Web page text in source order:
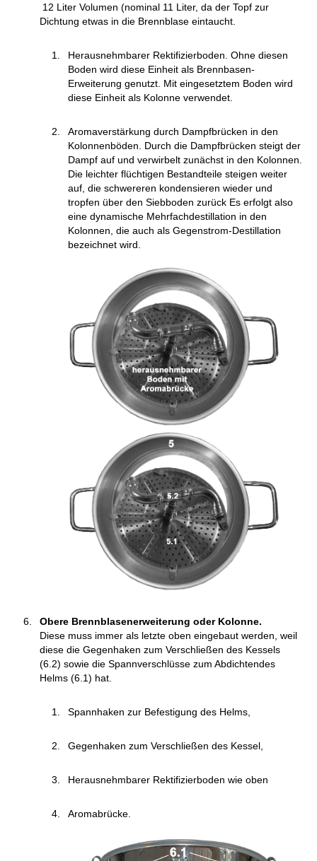
12 Liter Volumen (nominal 11 Liter, da der Topf zur
Dichtung etwas in die Brennblase eintaucht.
Herausnehmbarer Rektifizierboden. Ohne diesen
Boden wird diese Einheit als Brennbasen-
Erweiterung genutzt. Mit eingesetztem Boden wird
diese Einheit als Kolonne verwendet.
Aromaverstärkung durch Dampfbrücken in den
Kolonnenböden. Durch die Dampfbrücken steigt der
Dampf auf und verwirbelt zunächst in den Kolonnen.
Die leichter flüchtigen Bestandteile steigen weiter
auf, die schwereren kondensieren wieder und
tropfen über den Siebboden zurück Es erfolgt also
eine dynamische Mehrfachdestillation in den
Kolonnen, die auch als Gegenstrom-Destillation
bezeichnet wird.
Obere Brennblasenerweiterung oder Kolonne.
Diese muss immer als letzte oben eingebaut werden, weil
diese die Gegenhaken zum Verschließen des Kessels
(6.2) sowie die Spannverschlüsse zum Abdichtendes
Helms (6.1) hat.
Spannhaken zur Befestigung des Helms,
Gegenhaken zum Verschließen des Kessel,
Herausnehmbarer Rektifizierboden wie oben
Aromabrücke.